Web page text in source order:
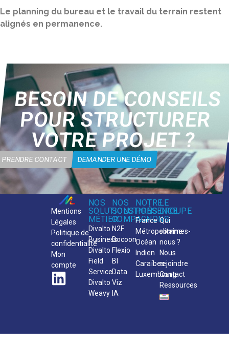
Le planning du bureau et le travail du terrain restent
alignés en permanence.
BESOIN DE CONSEILS
POUR STRUCTURER
VOTRE PROJET ?
PRENDRE CONTACT DEMANDER UNE DÉMO
Mentions
Légales
Politique de
confidentialité
Mon
compte
NOS
SOLUTIONS
MÉTIER
Divalto
Business
Divalto
Field
Service
Divalto
Weavy
NOS
SOLUTIONS
COMPAGNONS
N2F
Docoon
Flexio
BI
Data
Viz
IA
NOTRE
PRÉSENCE
France
Métropolitaine
Océan
Indien
Caraïbes
Luxembourg
LE
GROUPE
Qui
sommes-
nous ?
Nous
rejoindre
Contact
Ressources